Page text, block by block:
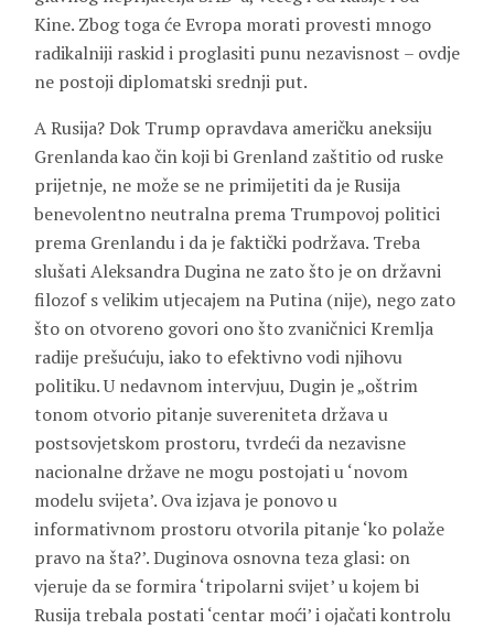
Kine. Zbog toga će Evropa morati provesti mnogo
radikalniji raskid i proglasiti punu nezavisnost – ovdje
ne postoji diplomatski srednji put.
A Rusija? Dok Trump opravdava američku aneksiju
Grenlanda kao čin koji bi Grenland zaštitio od ruske
prijetnje, ne može se ne primijetiti da je Rusija
benevolentno neutralna prema Trumpovoj politici
prema Grenlandu i da je faktički podržava. Treba
slušati Aleksandra Dugina ne zato što je on državni
filozof s velikim utjecajem na Putina (nije), nego zato
što on otvoreno govori ono što zvaničnici Kremlja
radije prešućuju, iako to efektivno vodi njihovu
politiku. U nedavnom intervjuu, Dugin je „oštrim
tonom otvorio pitanje suvereniteta država u
postsovjetskom prostoru, tvrdeći da nezavisne
nacionalne države ne mogu postojati u ‘novom
modelu svijeta’. Ova izjava je ponovo u
informativnom prostoru otvorila pitanje ‘ko polaže
pravo na šta?’. Duginova osnovna teza glasi: on
vjeruje da se formira ‘tripolarni svijet’ u kojem bi
Rusija trebala postati ‘centar moći’ i ojačati kontrolu